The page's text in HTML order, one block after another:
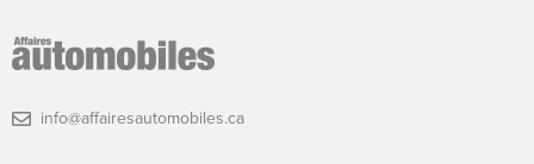
info@affairesautomobiles.ca